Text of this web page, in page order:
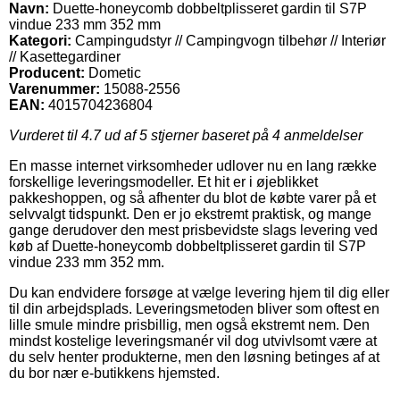
Navn: Duette-honeycomb dobbeltplisseret gardin til S7P
vindue 233 mm 352 mm
Kategori: Campingudstyr // Campingvogn tilbehør // Interiør
// Kasettegardiner
Producent: Dometic
Varenummer: 15088-2556
EAN: 4015704236804
Vurderet til 4.7ud af 5 stjerner baseret på 4 anmeldelser
En masse internet virksomheder udlover nu en lang række
forskellige leveringsmodeller. Et hit er i øjeblikket
pakkeshoppen, og så afhenter du blot de købte varer på et
selvvalgt tidspunkt. Den er jo ekstremt praktisk, og mange
gange derudover den mest prisbevidste slags levering ved
køb af Duette-honeycomb dobbeltplisseret gardin til S7P
vindue 233 mm 352 mm.
Du kan endvidere forsøge at vælge levering hjem til dig eller
til din arbejdsplads. Leveringsmetoden bliver som oftest en
lille smule mindre prisbillig, men også ekstremt nem. Den
mindst kostelige leveringsmanér vil dog utvivlsomt være at
du selv henter produkterne, men den løsning betinges af at
du bor nær e-butikkens hjemsted.